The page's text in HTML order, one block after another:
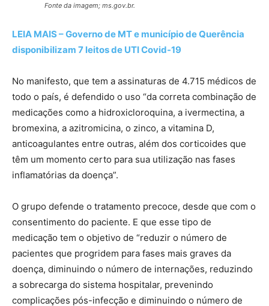
Fonte da imagem; ms.gov.br.
LEIA MAIS – Governo de MT e município de Querência
disponibilizam 7 leitos de UTI Covid-19
No manifesto, que tem a assinaturas de 4.715 médicos de
todo o país, é defendido o uso “da correta combinação de
medicações como a hidroxicloroquina, a ivermectina, a
bromexina, a azitromicina, o zinco, a vitamina D,
anticoagulantes entre outras, além dos corticoides que
têm um momento certo para sua utilização nas fases
inflamatórias da doença”.
O grupo defende o tratamento precoce, desde que com o
consentimento do paciente. E que esse tipo de
medicação tem o objetivo de “reduzir o número de
pacientes que progridem para fases mais graves da
doença, diminuindo o número de internações, reduzindo
a sobrecarga do sistema hospitalar, prevenindo
complicações pós-infecção e diminuindo o número de